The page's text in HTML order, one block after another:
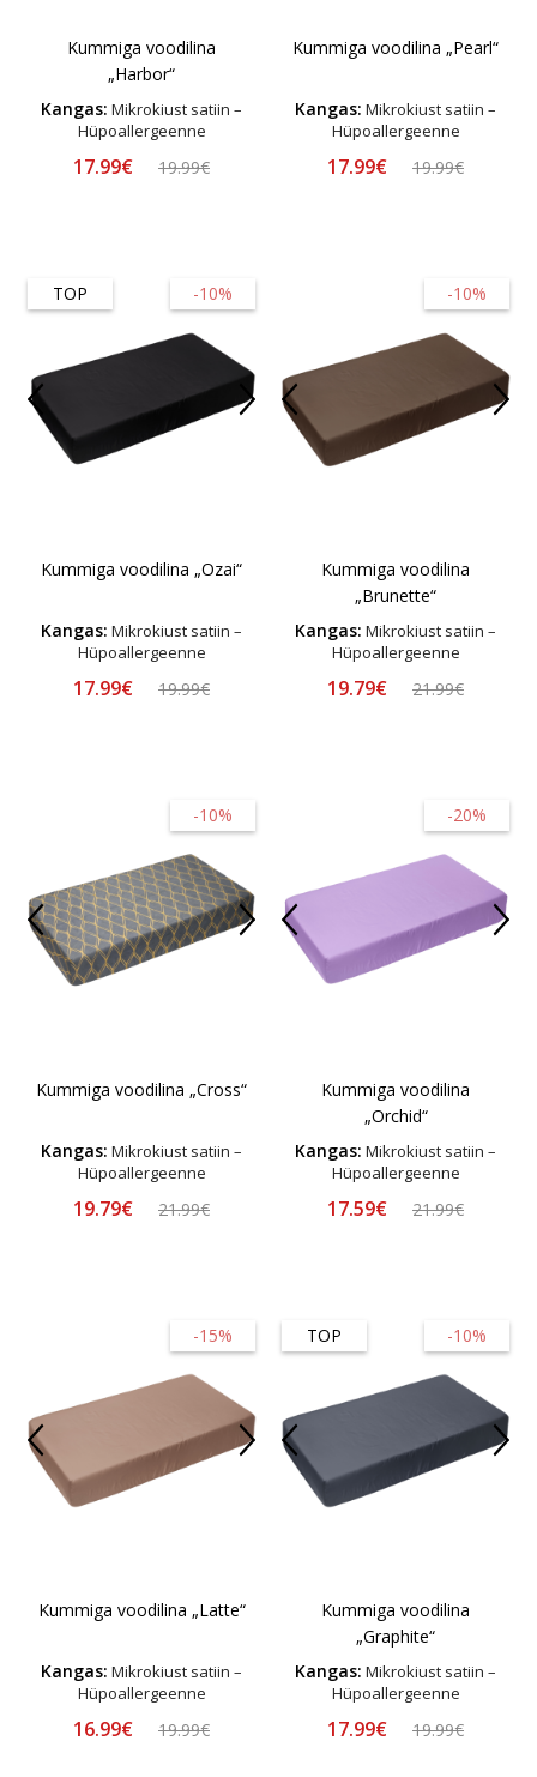
Kummiga voodilina
„Harbor“
Kangas: Mikrokiust satiin –
Hüpoallergeenne
17.99€ 19.99€
Kummiga voodilina „Pearl“
Kangas: Mikrokiust satiin –
Hüpoallergeenne
17.99€ 19.99€
-10%
TOP
Kummiga voodilina „Ozai“
Kangas: Mikrokiust satiin –
Hüpoallergeenne
17.99€ 19.99€
-10%
Kummiga voodilina
„Brunette“
Kangas: Mikrokiust satiin –
Hüpoallergeenne
19.79€ 21.99€
-10%
Kummiga voodilina „Cross“
Kangas: Mikrokiust satiin –
Hüpoallergeenne
19.79€ 21.99€
-20%
Kummiga voodilina
„Orchid“
Kangas: Mikrokiust satiin –
Hüpoallergeenne
17.59€ 21.99€
-15%
Kummiga voodilina „Latte“
Kangas: Mikrokiust satiin –
Hüpoallergeenne
16.99€ 19.99€
-10%
TOP
Kummiga voodilina
„Graphite“
Kangas: Mikrokiust satiin –
Hüpoallergeenne
17.99€ 19.99€